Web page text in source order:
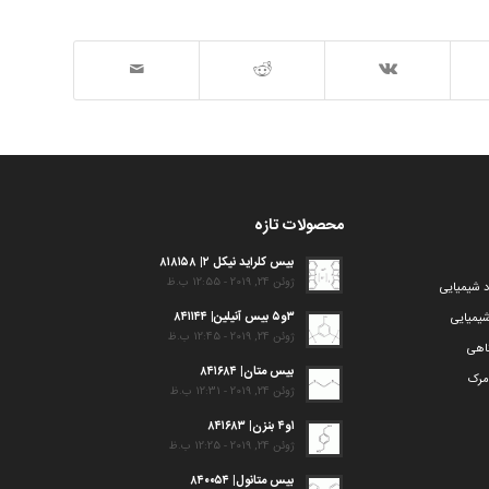
شیمیایی
مرک
محصولات تازه
بیس کلراید نیکل ۲| ۸۱۸۱۵۸
ژوئن 24, 2019 - 12:55 ب.ظ
۳و۵ بیس آنیلین| ۸۴۱۱۴۴
ژوئن 24, 2019 - 12:45 ب.ظ
بیس متان| ۸۴۱۶۸۴
ژوئن 24, 2019 - 12:31 ب.ظ
۱و۴ بنزن| ۸۴۱۶۸۳
ژوئن 24, 2019 - 12:25 ب.ظ
بیس متانول| ۸۴۰۰۵۴